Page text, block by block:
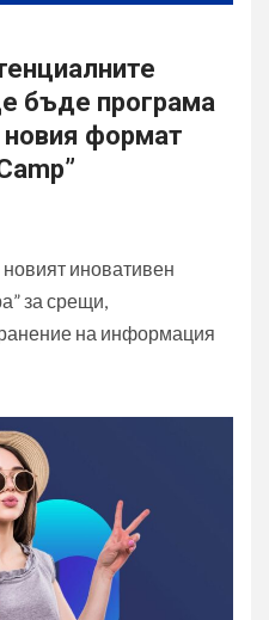
бъде програма
новия формат
новият иновативен
за срещи,
на информация